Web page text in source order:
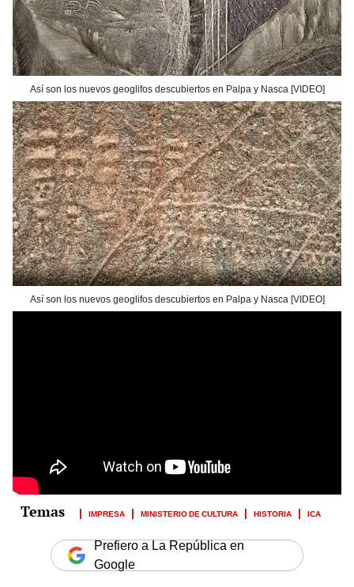
Así son los nuevos geoglifos descubiertos en Palpa y Nasca [VIDEO]
Así son los nuevos geoglifos descubiertos en Palpa y Nasca [VIDEO]
IMPRESA MINISTERIO DE CULTURA HISTORIA ICA
Prefiero a La República en
Google